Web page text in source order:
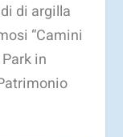
di argilla
“Camini
in